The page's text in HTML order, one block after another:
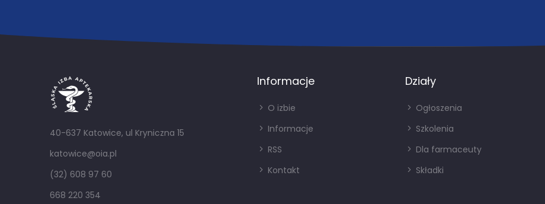
40-637 Katowice, ul Kryniczna 15
katowice@oia.pl
(32) 608 97 60
668 220 354
Informacje
O izbie
Informacje
RSS
Kontakt
Działy
Ogłoszenia
Szkolenia
Dla farmaceuty
Składki